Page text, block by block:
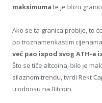
maksimuma te je blizu
Ako se ta granica probije, to
po troznamenkastim
već pao ispod svog ATH-a
Što se tiče altcoina, bilo je
silaznom trendu, tvrdi Rekt
u odnosu na Bitcoin.